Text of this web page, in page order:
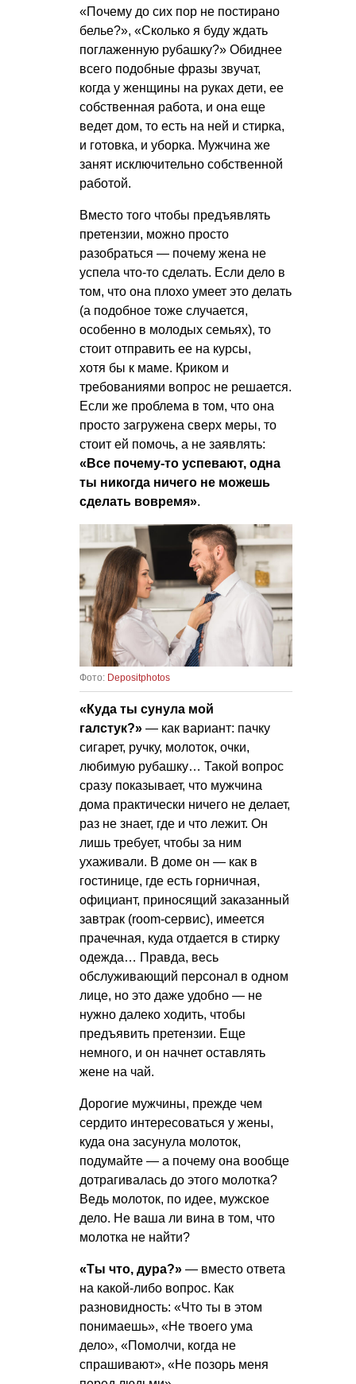
«Почему до сих пор не постирано
белье?», «Сколько я буду ждать
поглаженную рубашку?» Обиднее
всего подобные фразы звучат,
когда у женщины на руках дети, ее
собственная работа, и она еще
ведет дом, то есть на ней и стирка,
и готовка, и уборка. Мужчина же
занят исключительно собственной
работой.
Вместо того чтобы предъявлять
претензии, можно просто
разобраться — почему жена не
успела что-то сделать. Если дело в
том, что она плохо умеет это делать
(а подобное тоже случается,
особенно в молодых семьях), то
стоит отправить ее на курсы,
хотя бы к маме. Криком и
требованиями вопрос не решается.
Если же проблема в том, что она
просто загружена сверх меры, то
стоит ей помочь, а не заявлять:
«Все почему-то успевают, одна
ты никогда ничего не можешь
сделать вовремя».
Фото: Depositphotos
«Куда ты сунула мой
галстук?» — как вариант: пачку
сигарет, ручку, молоток, очки,
любимую рубашку… Такой вопрос
сразу показывает, что мужчина
дома практически ничего не делает,
раз не знает, где и что лежит. Он
лишь требует, чтобы за ним
ухаживали. В доме он — как в
гостинице, где есть горничная,
официант, приносящий заказанный
завтрак (room-сервис), имеется
прачечная, куда отдается в стирку
одежда… Правда, весь
обслуживающий персонал в одном
лице, но это даже удобно — не
нужно далеко ходить, чтобы
предъявить претензии. Еще
немного, и он начнет оставлять
жене на чай.
Дорогие мужчины, прежде чем
сердито интересоваться у жены,
куда она засунула молоток,
подумайте — а почему она вообще
дотрагивалась до этого молотка?
Ведь молоток, по идее, мужское
дело. Не ваша ли вина в том, что
молотка не найти?
«Ты что, дура?» — вместо ответа
на какой-либо вопрос. Как
разновидность: «Что ты в этом
понимаешь», «Не твоего ума
дело», «Помолчи, когда не
спрашивают», «Не позорь меня